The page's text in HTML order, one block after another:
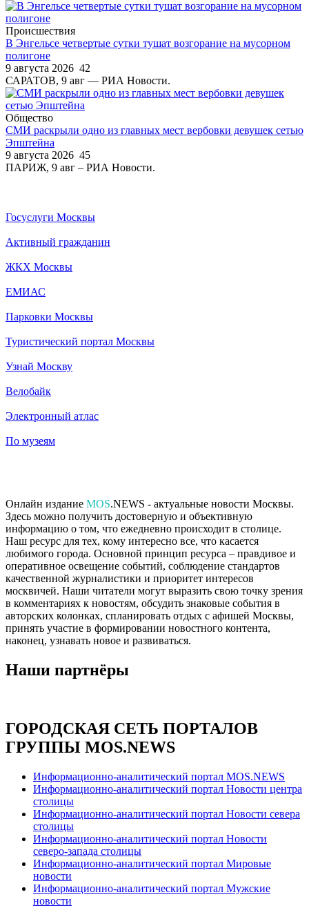
Происшествия
В Энгельсе четвертые сутки тушат возгорание на мусорном
полигоне
9 августа 2026 42
САРАТОВ, 9 авг — РИА Новости.
Общество
СМИ раскрыли одно из главных мест вербовки девушек сетью
Эпштейна
9 августа 2026 45
ПАРИЖ, 9 авг – РИА Новости.
Госуслуги Москвы
Активный гражданин
ЖКХ Москвы
ЕМИАС
Парковки Москвы
Туристический портал Москвы
Узнай Москву
Велобайк
Электронный атлас
По музеям
Онлайн издание MOS.NEWS - актуальные новости Москвы.
Здесь можно получить достоверную и объективную
информацию о том, что ежедневно происходит в столице.
Наш ресурс для тех, кому интересно все, что касается
любимого города. Основной принцип ресурса – правдивое и
оперативное освещение событий, соблюдение стандартов
качественной журналистики и приоритет интересов
москвичей. Наши читатели могут выразить свою точку зрения
в комментариях к новостям, обсудить знаковые события в
авторских колонках, спланировать отдых с афишей Москвы,
принять участие в формировании новостного контента,
наконец, узнавать новое и развиваться.
Наши партнёры
ГОРОДСКАЯ СЕТЬ ПОРТАЛОВ
ГРУППЫ MOS.NEWS
Информационно-аналитический портал MOS.NEWS
Информационно-аналитический портал Новости центра
столицы
Информационно-аналитический портал Новости севера
столицы
Информационно-аналитический портал Новости
северо-запада столицы
Информационно-аналитический портал Мировые
новости
Информационно-аналитический портал Мужские
новости